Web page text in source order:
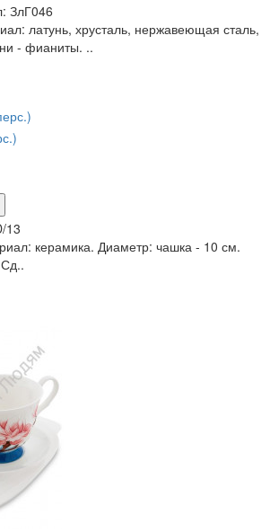
ЗлГ046
латунь, хрусталь, нержавеющая сталь,
- фианиты. ..
13
керамика. Диаметр: чашка - 10 см.